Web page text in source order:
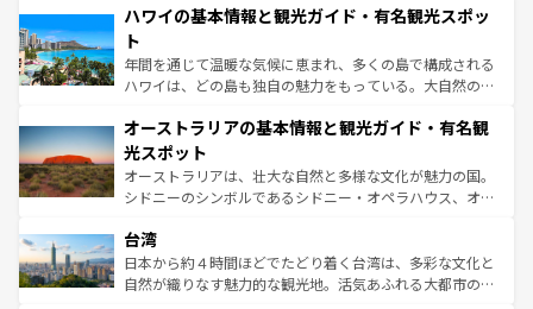
着のスイス情報はコンテンツ一覧を参照してほしい。
のような巨大都市は、観光、ショッピング、エンターテイ
ンメントが詰まった刺激的なスポットだ。一方、アメリカ
西部には大自然が広がり、グランドキャニオンやイエロー
ストーン国立公園といった絶景が堪能できる。さらに、南
文化が魅力。旅行者はアメリカの各地域で異なる魅力を楽
しみながら、その多様性と豊かな歴史を感じることができ
るだろう。車でのロードトリップや列車の旅も、アメリカ
ならではの贅沢な旅のスタイルだ。 なお、新着のアメリカ
情報は コンテンツ一覧 を参照してほしい。
ハワイの基本情報と観光ガイド・有名観光スポッ
ト
年間を通じて温暖な気候に恵まれ、多くの島で構成される
ハワイは、どの島も独自の魅力をもっている。大自然の神
ワイ島は見逃せない。また、定番の観光地といえばオアフ
島だが、静かな自然を求めるならマウイ島やカウアイ島が
おすすめ。エメラルドグリーンに輝く海をはじめ、豊かな
文化や歴史が息づいている。「アロハスピリット」と呼ば
人々、おいしいローカルフードやハワイアンミュージッ
ク、伝統的なフラダンスなど、すべてがハワイの魅力を彩
っている。訪れるたびに新しい発見と感動が待っているハ
オーストラリアの基本情報と観光ガイド・有名観
光スポット
オーストラリアは、壮大な自然と多様な文化が魅力の国。
シドニーのシンボルであるシドニー・オペラハウス、オー
リアリーフや大陸中央部にそびえるウルル（エアーズロッ
ク）、タスマニアの美しい原生林やケアンズの熱帯雨林な
ど、見どころがたくさん。また、カフェやワイン、オージ
台湾
日本から約４時間ほどでたどり着く台湾は、多彩な文化と
自然が織りなす魅力的な観光地。活気あふれる大都市の台